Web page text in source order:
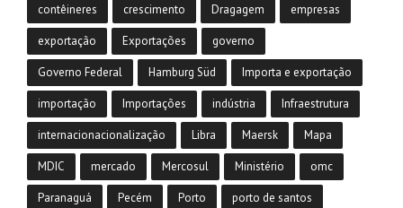
contêineres crescimento Dragagem empresas
exportação Exportações governo
Governo Federal Hamburg Süd Importa e exportação
importação Importações indústria Infraestrutura
internacionacionalização Libra Maersk Mapa
MDIC mercado Mercosul Ministério omc
Paranaguá Pecém Porto porto de santos